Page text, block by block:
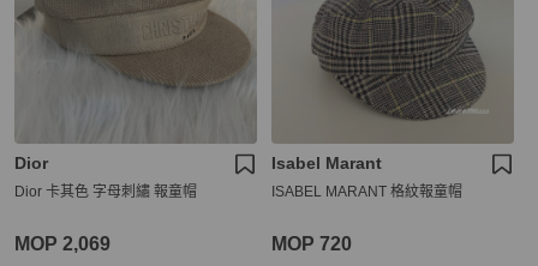
Dior
Dior 卡其色 字母刺繡 報童帽
MOP 2,069
Isabel Marant
ISABEL MARANT 格紋報童帽
MOP 720